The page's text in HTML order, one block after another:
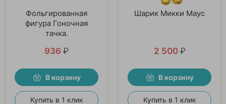
Фольгированная
фигура Гоночная
тачка.
936 ₽
В корзину
Купить в 1 клик
Шарик Микки Маус
2 500 ₽
В корзину
Купить в 1 клик